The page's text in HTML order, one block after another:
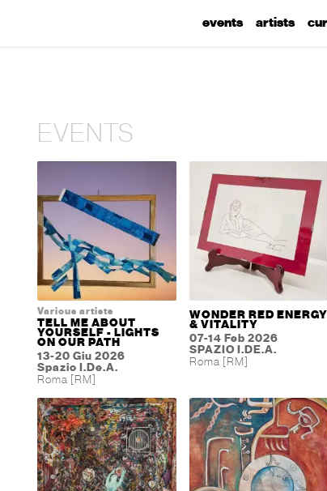
events artists
EVENTS
Various artists
TELL ME ABOUT
YOURSELF - LIGHTS
ON OUR PATH
13-20 Giu 2026
Spazio I.De.A.
Roma [RM]
WONDER RED ENERGY
& VITALITY
07-14 Feb 2026
SPAZIO I.DE.A.
Roma [RM]